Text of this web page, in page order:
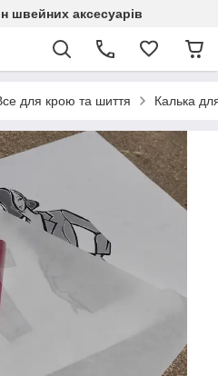
швейних аксесуарів
для крою та шиття Калька